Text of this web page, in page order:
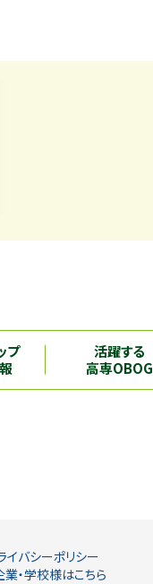
プ
活躍する
高専OBOG
イバシーポリシー
・学校様はこちら